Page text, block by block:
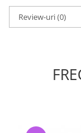
Review-uri(0)